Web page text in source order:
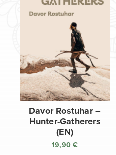
Davor Rostuhar –
Hunter-Gatherers
(EN)
19,90€